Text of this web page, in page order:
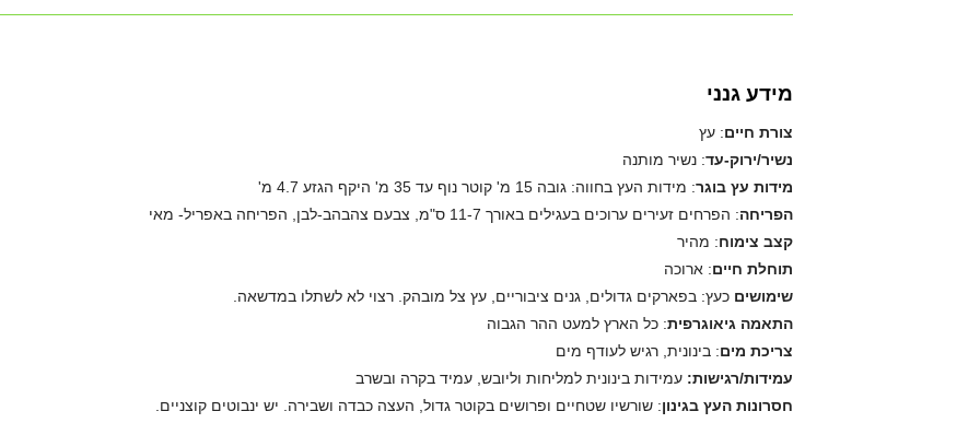
מידע גנני
צורת חיים: עץ
נשיר/ירוק-עד: נשיר מותנה
מידות עץ בוגר: מידות העץ בחווה: גובה 15 מ' קוטר נוף עד 35 מ' היקף הגזע 4.7 מ'
הפריחה: הפרחים זעירים ערוכים בעגילים באורך 11-7 ס"מ, צבעם צהבהב-לבן, הפריחה באפריל- מאי
קצב צימוח: מהיר
תוחלת חיים: ארוכה
שימושים כעץ: בפארקים גדולים, גנים ציבוריים, עץ צל מובהק. רצוי לא לשתלו במדשאה.
התאמה גיאוגרפית: כל הארץ למעט ההר הגבוה
צריכת מים: בינונית, רגיש לעודף מים
עמידות/רגישות: עמידות בינונית למליחות וליובש, עמיד בקרה ובשרב
חסרונות העץ בגינון: שורשיו שטחיים ופרושים בקוטר גדול, העצה כבדה ושבירה. יש ינבוטים קוצניים.